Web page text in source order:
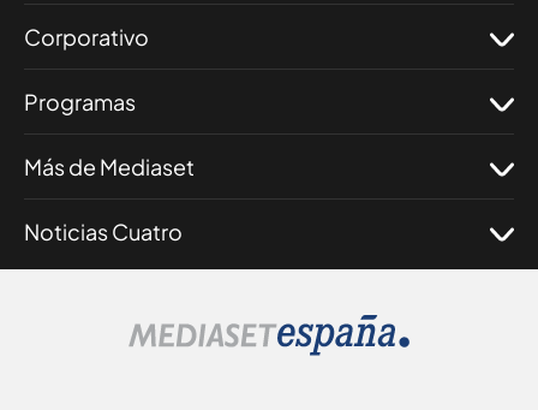
Corporativo
Programas
Más de Mediaset
Noticias Cuatro